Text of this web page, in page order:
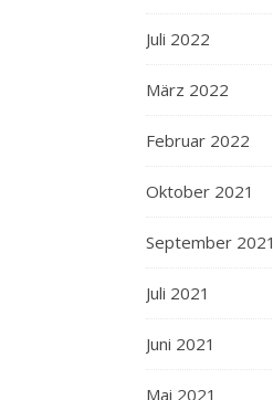
Juli 2022
März 2022
Februar 2022
Oktober 2021
September 2021
Juli 2021
Juni 2021
Mai 2021